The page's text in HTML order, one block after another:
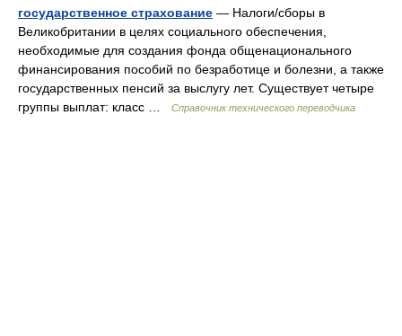
государственное страхование — Налоги/сборы в
Великобритании в целях социального обеспечения,
необходимые для создания фонда общенационального
финансирования пособий по безработице и болезни, а также
государственных пенсий за выслугу лет. Существует четыре
группы выплат: класс …
Справочник технического переводчика